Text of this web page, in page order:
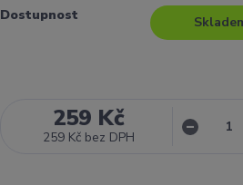
Dostupnost
259 Kč
259 Kč bez DPH